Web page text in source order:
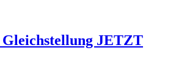
JETZT